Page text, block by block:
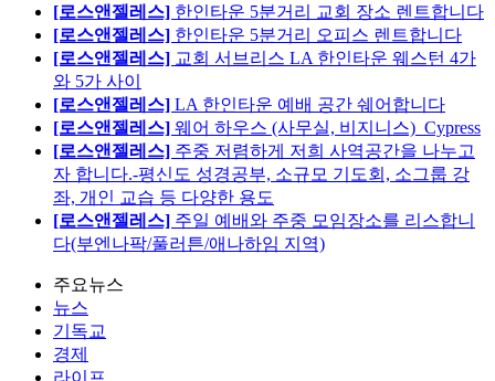
[로스앤젤레스] 한인타운 5분거리 교회 장소 렌트합니다
[로스앤젤레스] 한인타운 5분거리 오피스 렌트합니다
[로스앤젤레스] 교회 서브리스 LA 한인타운 웨스턴 4가
와 5가 사이
[로스앤젤레스] LA 한인타운 예배 공간 쉐어합니다
[로스앤젤레스] 웨어 하우스 (사무실, 비지니스)_Cypress
[로스앤젤레스] 주중 저렴하게 저희 사역공간을 나누고
자 합니다.-평신도 성경공부, 소규모 기도회, 소그룹 강
좌, 개인 교습 등 다양한 용도
[로스앤젤레스] 주일 예배와 주중 모임장소를 리스합니
다(부엔나팍/풀러튼/애나하임 지역)
주요뉴스
뉴스
기독교
경제
라이프